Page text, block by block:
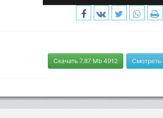
Скачать 7.87 Mb 4912 Смотреть